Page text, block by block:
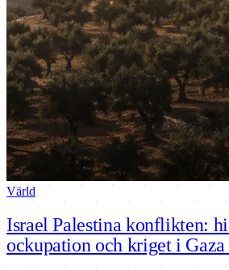
Värld
Israel Palestina konflikten:
ockupation och kriget i